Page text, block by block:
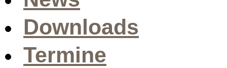
Downloads
Termine